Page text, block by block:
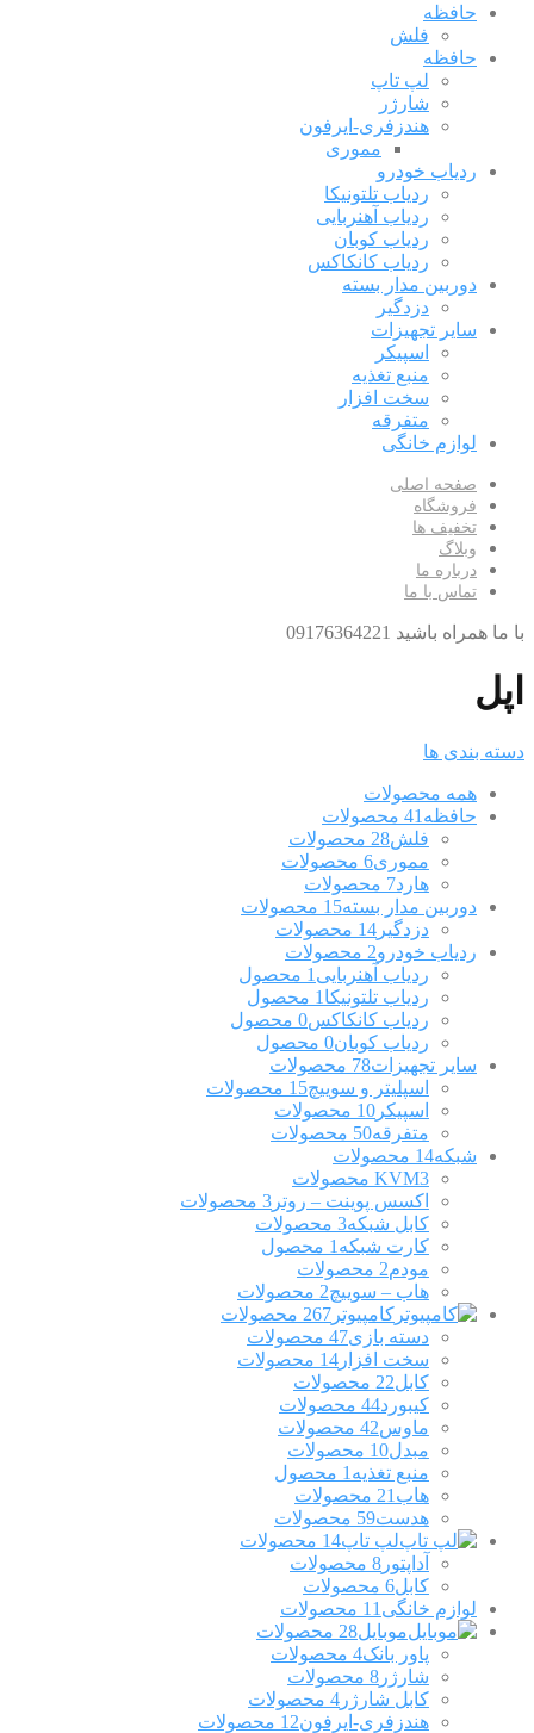
حافظه
فلش
حافظه
لپ تاپ
شارژر
هندزفری-ایرفون
مموری
ردیاب خودرو
ردیاب تلتونیکا
ردیاب آهنربایی
ردیاب کوبان
ردیاب کانکاکس
دوربین مدار بسته
دزدگیر
سایر تجهیزات
اسپیکر
منبع تغذیه
سخت افزار
متفرقه
لوازم خانگی
صفحه اصلی
فروشگاه
تخفیف ها
وبلاگ
درباره ما
تماس با ما
با ما همراه باشید 09176364221
اپل
دسته بندی ها
همه محصولات
حافظه 41 محصولات
فلش28 محصولات
مموری6 محصولات
هارد7 محصولات
دوربین مدار بسته15 محصولات
دزدگیر 14 محصولات
ردیاب خودرو2 محصولات
ردیاب آهنربایی 1 محصول
ردیاب تلتونیکا 1 محصول
ردیاب کانکاکس0 محصول
ردیاب کوبان0 محصول
سایر تجهیزات78 محصولات
اسپلیتر و سوییچ15 محصولات
اسپیکر 10 محصولات
متفرقه50 محصولات
شبکه14 محصولات
KVM3 محصولات
اکسس پوینت – روتر 3 محصولات
کابل شبکه3 محصولات
کارت شبکه 1 محصول
مودم2 محصولات
هاب – سوییچ2 محصولات
کامپیوتر 267 محصولات
دسته بازی47 محصولات
سخت افزار 14 محصولات
کابل22 محصولات
کیبورد44 محصولات
ماوس42 محصولات
مبدل10 محصولات
منبع تغذیه 1 محصول
هاب 21 محصولات
هدست59 محصولات
لپ تاپ14 محصولات
آداپتور 8 محصولات
کابل6 محصولات
لوازم خانگی 11 محصولات
موبایل28 محصولات
پاور بانک4 محصولات
شارژر 8 محصولات
کابل شارژر 4 محصولات
هندزفری-ایرفون12 محصولات